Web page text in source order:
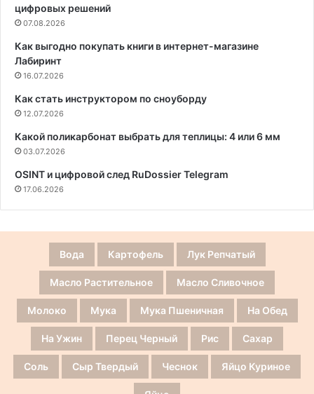
цифровых решений
07.08.2026
Как выгодно покупать книги в интернет-магазине
Лабиринт
16.07.2026
Как стать инструктором по сноуборду
12.07.2026
Какой поликарбонат выбрать для теплицы: 4 или 6 мм
03.07.2026
OSINT и цифровой след RuDossier Telegram
17.06.2026
Вода Картофель Лук Репчатый
Масло Растительное Масло Сливочное
Молоко Мука Мука Пшеничная На Обед
На Ужин Перец Черный Рис Сахар
Соль Сыр Твердый Чеснок Яйцо Куриное